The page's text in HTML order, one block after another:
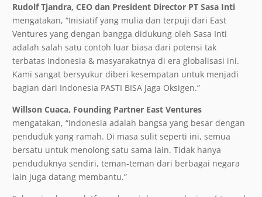
Rudolf Tjandra, CEO dan President Director PT Sasa Inti
mengatakan, “Inisiatif yang mulia dan terpuji dari East
Ventures yang dengan bangga didukung oleh Sasa Inti
adalah salah satu contoh luar biasa dari potensi tak
terbatas Indonesia & masyarakatnya di era globalisasi ini.
Kami sangat bersyukur diberi kesempatan untuk menjadi
bagian dari Indonesia PASTI BISA Jaga Oksigen.”
Willson Cuaca, Founding Partner East Ventures
mengatakan, “Indonesia adalah bangsa yang besar dengan
penduduk yang ramah. Di masa sulit seperti ini, semua
bersatu untuk menolong satu sama lain. Tidak hanya
penduduknya sendiri, teman-teman dari berbagai negara
lain juga datang membantu.”